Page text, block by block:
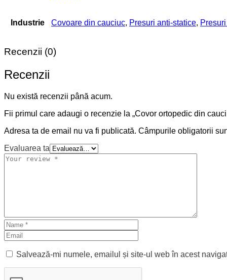
Industrie Covoare din cauciuc, Presuri anti-statice,
Recenzii (0)
Recenzii
Nu există recenzii până acum.
Fii primul care adaugi o recenzie la „Covor ortopedic din
Adresa ta de email nu va fi publicată. Câmpurile obligatorii
Evaluarea ta
Salvează-mi numele, emailul și site-ul web în acest